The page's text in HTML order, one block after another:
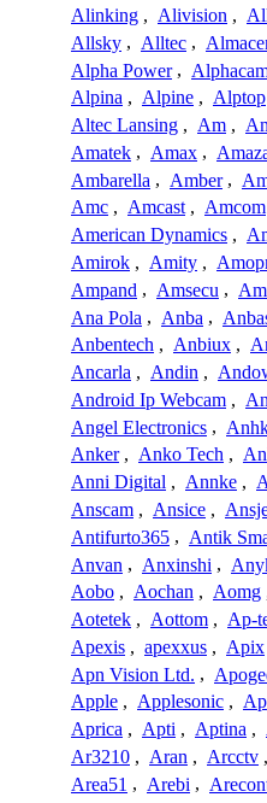
Alinking , Alivision ,
Allsky , Alltec ,
Alpha Power ,
Alpina , Alpine , Alptop
Altec Lansing , Am ,
Amatek , Amax ,
Ambarella , Amber ,
Amc , Amcast , Amcom
American Dynamics ,
Amirok , Amity ,
Ampand , Amsecu ,
Ana Pola , Anba ,
Anbentech , Anbiux ,
Ancarla , Andin ,
Android Ip Webcam ,
Angel Electronics ,
Anker , Anko Tech ,
Anni Digital , Annke ,
Anscam , Ansice ,
Antifurto365 , Antik
Anvan , Anxinshi ,
Aobo , Aochan , Aomg
Aotetek , Aottom , Ap-
Apexis , apexxus , Apix
Apn Vision Ltd. ,
Apple , Applesonic ,
Aprica , Apti , Aptina ,
Ar3210 , Aran , Arcctv ,
Area51 , Arebi ,